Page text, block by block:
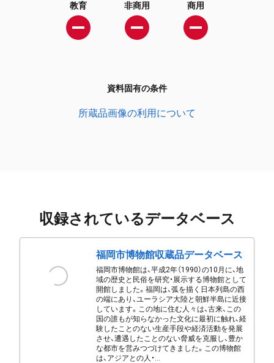
教育 非商用 商用
資料固有の条件
所蔵品画像の利用について
収録されているデータベース
福岡市博物館収蔵品データベース
福岡市博物館は、平成2年（1990）の10月に、地
域の歴史と民俗を研究・展示する博物館として
開館しました。福岡は、弧を描く日本列島の西
の端にあり、ユーラシア大陸と朝鮮半島に近接
しています。この地に住む人々は、古来、この
国の誰もが知らなかった文化に最初に触れ、経
験したことのない生産手段や経済活動を発展
させ、遭遇したことのない脅威を克服し、豊か
な都市を営みつづけてきました。この博物館
は、アジアとの人・...